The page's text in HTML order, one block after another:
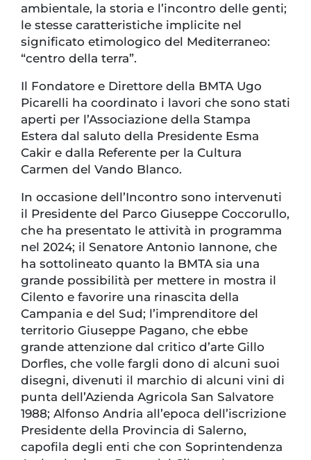
ambientale, la storia e l’incontro delle genti;
le stesse caratteristiche implicite nel
significato etimologico del Mediterraneo:
“centro della terra”.
Il Fondatore e Direttore della BMTA Ugo
Picarelli ha coordinato i lavori che sono stati
aperti per l’Associazione della Stampa
Estera dal saluto della Presidente Esma
Cakir e dalla Referente per la Cultura
Carmen del Vando Blanco.
In occasione dell’Incontro sono intervenuti
il Presidente del Parco Giuseppe Coccorullo,
che ha presentato le attività in programma
nel 2024; il Senatore Antonio Iannone, che
ha sottolineato quanto la BMTA sia una
grande possibilità per mettere in mostra il
Cilento e favorire una rinascita della
Campania e del Sud; l’imprenditore del
territorio Giuseppe Pagano, che ebbe
grande attenzione dal critico d’arte Gillo
Dorfles, che volle fargli dono di alcuni suoi
disegni, divenuti il marchio di alcuni vini di
punta dell’Azienda Agricola San Salvatore
1988; Alfonso Andria all’epoca dell’iscrizione
Presidente della Provincia di Salerno,
capofila degli enti che con Soprintendenza